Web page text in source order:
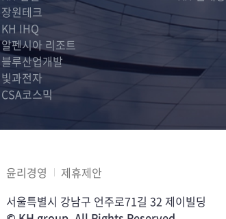
장원테크
KH IHQ
알펜시아 리조트
블루산업개발
빛과전자
CSA코스믹
윤리경영
제휴제안
서울특별시 강남구 언주로71길 32 제이빌딩